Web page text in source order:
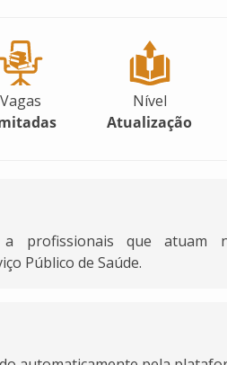
Vagas
Nível
Atualização
profissionais que atuam
Público de Saúde.